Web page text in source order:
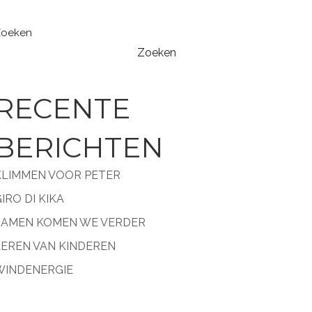
Zoeken
VOOR PETER
DI KIKA
KOMEN WE VERDER
VAN KINDEREN